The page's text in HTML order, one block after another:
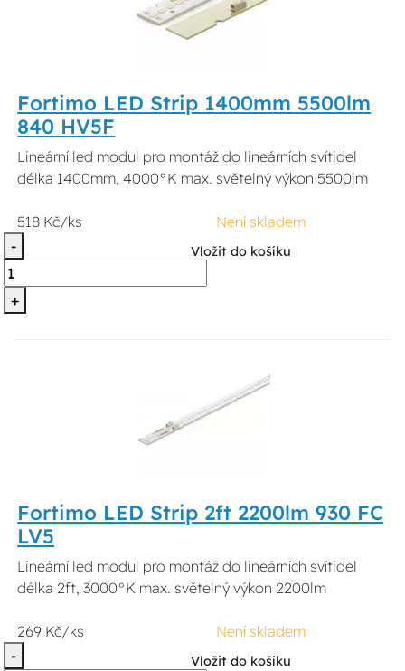
Fortimo LED Strip 1400mm 5500lm
840 HV5F
Lineární led modul pro montáž do lineárních svítidel
délka 1400mm, 4000°K max. světelný výkon 5500lm
518 Kč/ks
Není skladem
-
+
Vložit do košíku
Fortimo LED Strip 2ft 2200lm 930 FC
LV5
Lineární led modul pro montáž do lineárních svítidel
délka 2ft, 3000°K max. světelný výkon 2200lm
269 Kč/ks
Není skladem
-
Vložit do košíku